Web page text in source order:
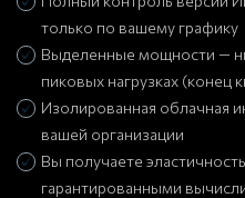
только по вашему графику
Выделенные мощности —
пиковых нагрузках (конец
Изолированная облачная
вашей организации
Вы получаете
гарантированными